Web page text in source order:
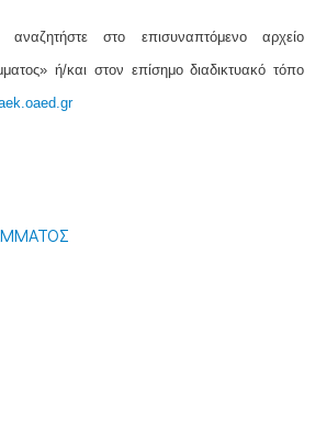
αναζητήστε στο επισυναπτόμενο αρχείο
ή/και στον επίσημο διαδικτυακό τόπο